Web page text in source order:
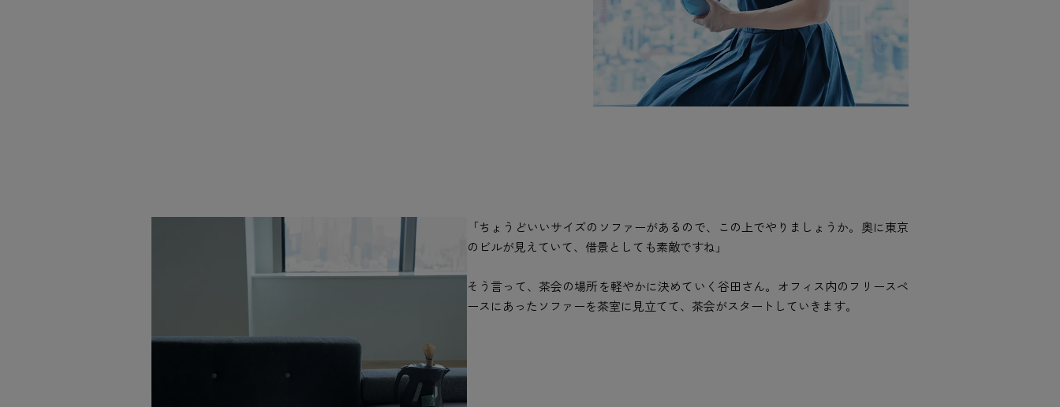
「ちょうどいいサイズのソファーがあるので、この上でやりましょうか。奥に東京
のビルが見えていて、借景としても素敵ですね」
そう言って、茶会の場所を軽やかに決めていく谷田さん。オフィス内のフリースペ
ースにあったソファーを茶室に見立てて、茶会がスタートしていきます。